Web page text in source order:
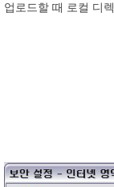
업로드할 때 로컬 디